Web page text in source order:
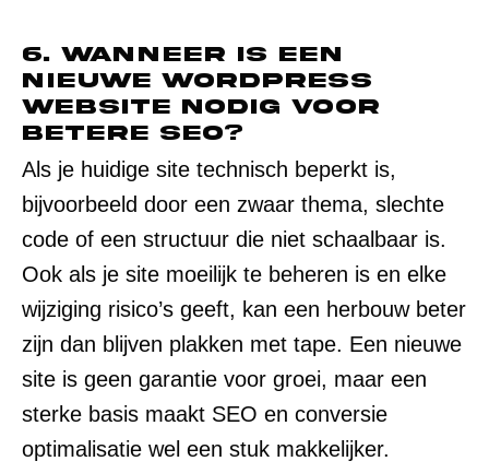
6. Wanneer is een
nieuwe WordPress
website nodig voor
betere SEO?
Als je huidige site technisch beperkt is,
bijvoorbeeld door een zwaar thema, slechte
code of een structuur die niet schaalbaar is.
Ook als je site moeilijk te beheren is en elke
wijziging risico’s geeft, kan een herbouw beter
zijn dan blijven plakken met tape. Een nieuwe
site is geen garantie voor groei, maar een
sterke basis maakt SEO en conversie
optimalisatie wel een stuk makkelijker.